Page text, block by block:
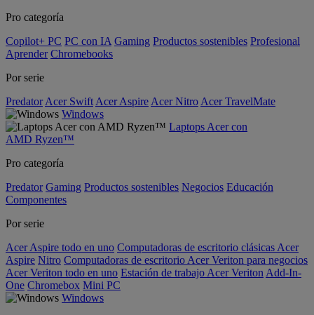
Pro categoría
Copilot+ PC PC con IA Gaming Productos sostenibles Profesional
Aprender Chromebooks
Por serie
Predator Acer Swift Acer Aspire Acer Nitro Acer TravelMate
Windows
Laptops Acer con
AMD Ryzen™
Pro categoría
Predator Gaming Productos sostenibles Negocios Educación
Componentes
Por serie
Acer Aspire todo en uno Computadoras de escritorio clásicas Acer
Aspire Nitro Computadoras de escritorio Acer Veriton para negocios
Acer Veriton todo en uno Estación de trabajo Acer Veriton Add-In-
One Chromebox Mini PC
Windows